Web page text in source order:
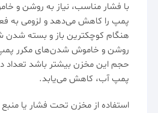
با فشار مناسب، نیاز به روشن و
پمپ را کاهش می‌دهد و لزومی به
هنگام کوچکترین باز و بسته شدن
روشن و خاموش شدن‌های مکرر
حجم این مخزن بیشتر باشد
پمپ آب، کاهش می‌یابد.
استفاده از مخزن تحت فشار یامنبع ۶۰